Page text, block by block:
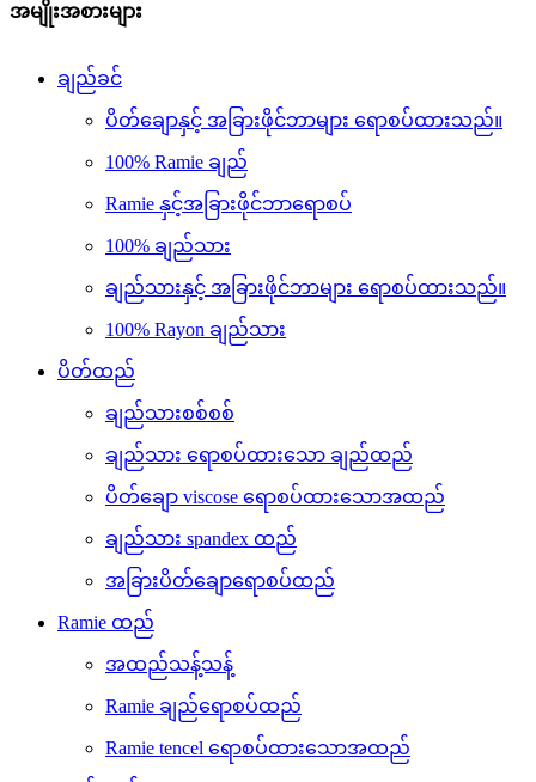
အမျိုးအစားများ
ချည်ခင်
ပိတ်ချောနှင့် အခြားဖိုင်ဘာများ ရောစပ်ထားသည်။
100% Ramie ချည်
Ramie နှင့်အခြားဖိုင်ဘာရောစပ်
100% ချည်သား
ချည်သားနှင့် အခြားဖိုင်ဘာများ ရောစပ်ထားသည်။
100% Rayon ချည်သား
ပိတ်ထည်
ချည်သားစစ်စစ်
ချည်သား ရောစပ်ထားသော ချည်ထည်
ပိတ်ချော viscose ရောစပ်ထားသောအထည်
ချည်သား spandex ထည်
အခြားပိတ်ချောရောစပ်ထည်
Ramie ထည်
အထည်သန့်သန့်
Ramie ချည်ရောစပ်ထည်
Ramie tencel ရောစပ်ထားသောအထည်